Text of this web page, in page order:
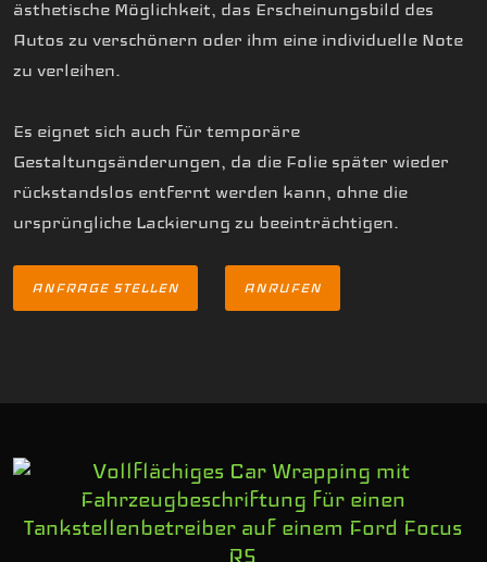
ästhetische Möglichkeit, das Erscheinungsbild des
Autos zu verschönern oder ihm eine individuelle Note
zu verleihen.
Es eignet sich auch für temporäre
Gestaltungsänderungen, da die Folie später wieder
rückstandslos entfernt werden kann, ohne die
ursprüngliche Lackierung zu beeinträchtigen.
ANFRAGE STELLEN ANRUFEN